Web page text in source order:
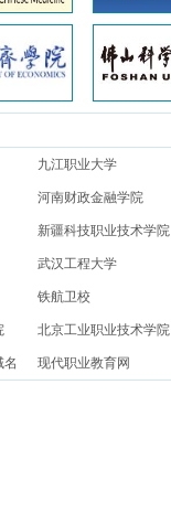
九江职业大学
河南财政金融学院
新疆科技职业技术学院
武汉工程大学
铁航卫校
北京工业职业技术学院
名 现代职业教育网